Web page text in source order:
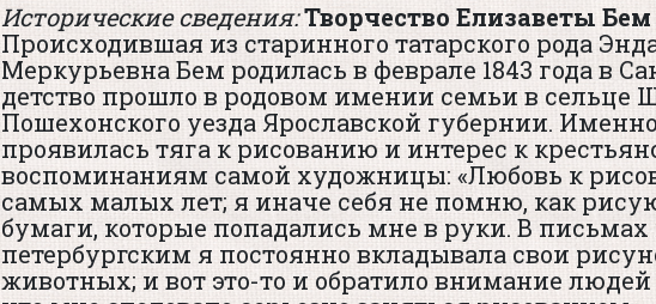
Исторические сведения:Творчество Елизаветы Бем
Происходившая из старинного татарского рода
Меркурьевна Бем родилась в феврале 1843 года в
детство прошло в родовом имении семьи в сельце
Пошехонского уезда Ярославской губернии.
проявилась тяга к рисованию и интерес к
воспоминаниям самой художницы: «Любовь к
самых малых лет; я иначе себя не помню, как
бумаги, которые попадались мне в руки. В
петербургским я постоянно вкладывала свои
животных; и вот это-то и обратило внимание